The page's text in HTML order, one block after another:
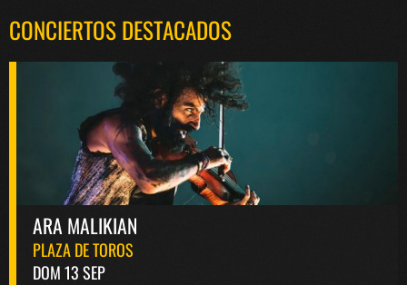
CONCIERTOS DESTACADOS
ARA MALIKIAN
PLAZA DE TOROS
DOM 13 SEP